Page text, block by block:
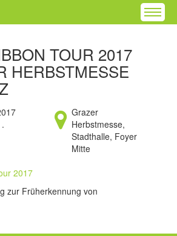
TOUR 2017
HERBSTMESSE
Grazer
Herbstmesse,
Stadthalle, Foyer
Mitte
2017
zur Früherkennung von